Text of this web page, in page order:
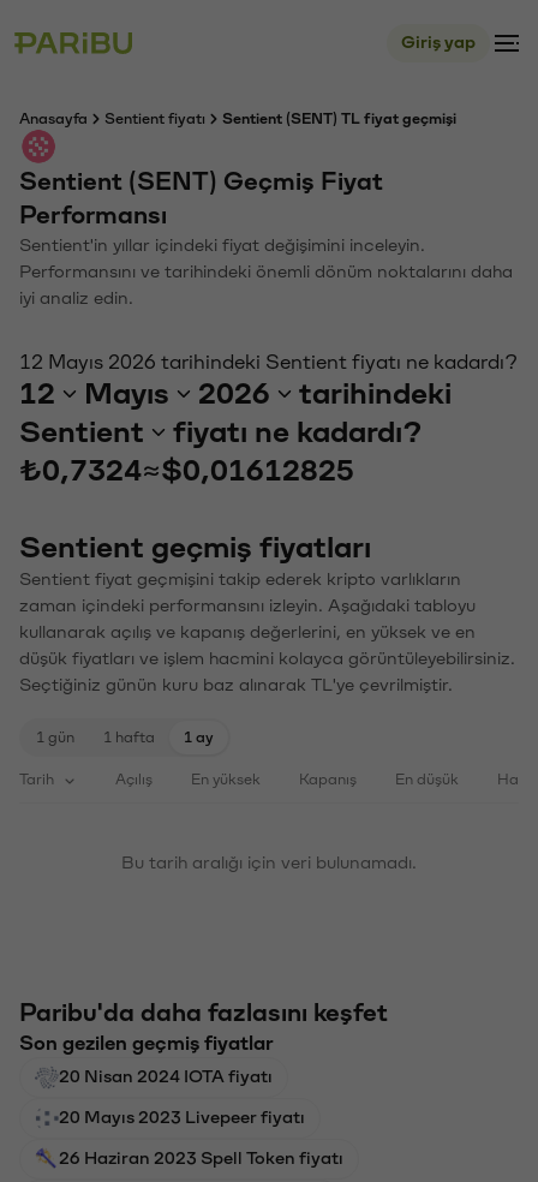
Giriş yap
Anasayfa Sentient fiyatı Sentient (SENT) TL fiyat geçmişi
Sentient (SENT) Geçmiş Fiyat
Performansı
Sentient'in yıllar içindeki fiyat değişimini inceleyin.
Performansını ve tarihindeki önemli dönüm noktalarını daha
iyi analiz edin.
12 Mayıs 2026 tarihindeki Sentient fiyatı ne kadardı?
12 Mayıs 2026
tarihindeki
Sentient
fiyatı ne kadardı?
₺0,7324≈$0,01612825
Sentient geçmiş fiyatları
Sentient fiyat geçmişini takip ederek kripto varlıkların
zaman içindeki performansını izleyin. Aşağıdaki tabloyu
kullanarak açılış ve kapanış değerlerini, en yüksek ve en
düşük fiyatları ve işlem hacmini kolayca görüntüleyebilirsiniz.
Seçtiğiniz günün kuru baz alınarak TL'ye çevrilmiştir.
1 gün 1 hafta 1 ay
Tarih Açılış En yüksek Kapanış En düşük
Bu tarih aralığı için veri bulunamadı.
Paribu'da daha fazlasını keşfet
Son gezilen geçmiş fiyatlar
20 Nisan 2024 IOTA fiyatı
20 Mayıs 2023 Livepeer fiyatı
26 Haziran 2023 Spell Token fiyatı